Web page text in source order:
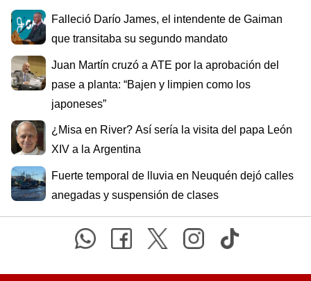
Falleció Darío James, el intendente de Gaiman
que transitaba su segundo mandato
Juan Martín cruzó a ATE por la aprobación del
pase a planta: “Bajen y limpien como los
japoneses”
¿Misa en River? Así sería la visita del papa León
XIV a la Argentina
Fuerte temporal de lluvia en Neuquén dejó calles
anegadas y suspensión de clases